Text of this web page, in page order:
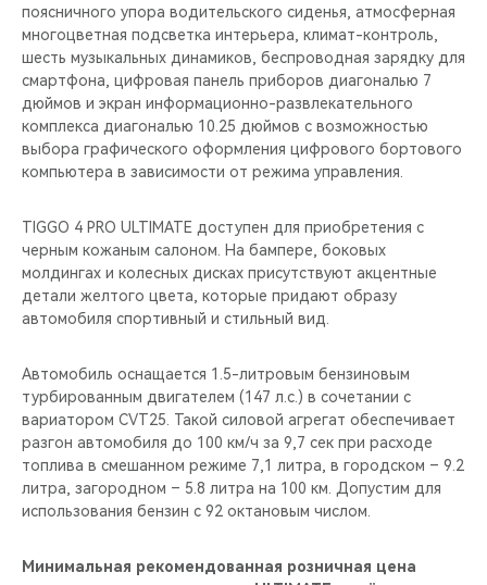
поясничного упора водительского сиденья, атмосферная
многоцветная подсветка интерьера, климат-контроль,
шесть музыкальных динамиков, беспроводная зарядку для
смартфона, цифровая панель приборов диагональю 7
дюймов и экран информационно-развлекательного
комплекса диагональю 10.25 дюймов с возможностью
выбора графического оформления цифрового бортового
компьютера в зависимости от режима управления.
TIGGO 4 PRO ULTIMATE доступен для приобретения c
черным кожаным салоном. На бампере, боковых
молдингах и колесных дисках присутствуют акцентные
детали желтого цвета, которые придают образу
автомобиля спортивный и стильный вид.
Автомобиль оснащается 1.5-литровым бензиновым
турбированным двигателем (147 л.с.) в сочетании с
вариатором CVT25. Такой силовой агрегат обеспечивает
разгон автомобиля до 100 км/ч за 9,7 сек при расходе
топлива в смешанном режиме 7,1 литра, в городском – 9.2
литра, загородном – 5.8 литра на 100 км. Допустим для
использования бензин с 92 октановым числом.
Минимальная рекомендованная розничная цена